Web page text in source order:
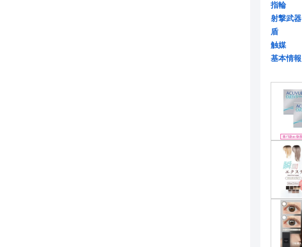
指輪
射撃武器
盾
触媒
基本情報